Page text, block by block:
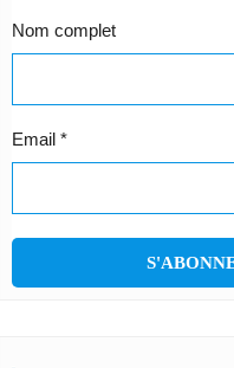
Nom complet
Email *